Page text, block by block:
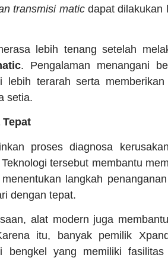
transmisi maticdapat dilakukan
lebih tenang setelah
. Pengalaman menangani
lebih terarah serta
setia.
proses diagnosa
tersebut membantu
langkah
dengan tepat.
alat modern juga
itu, banyak pemilik
yang memiliki fasilitas